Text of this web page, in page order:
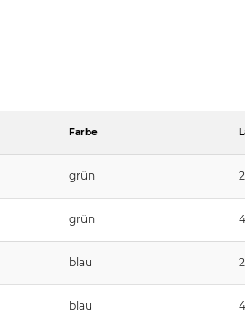
Farbe
grün
grün
blau
blau